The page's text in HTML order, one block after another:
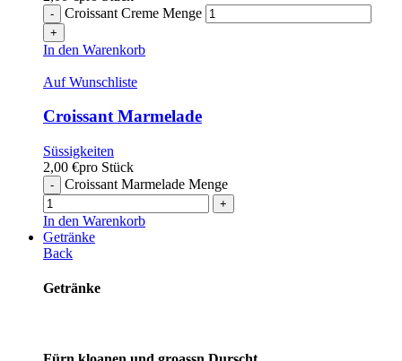
Croissant Creme Menge
In den Warenkorb
Auf Wunschliste
Croissant Marmelade
Süssigkeiten
2,00 €pro Stück
Croissant Marmelade Menge
In den Warenkorb
Getränke
Back
Getränke